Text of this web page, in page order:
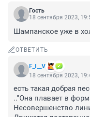
Гость
18 сентября 2023,
Шампанское уже в
ОТВЕТИТЬ
F_I__V
18 сентября 2023,
есть такая добрая
.."Она плавает в
Несовершенство